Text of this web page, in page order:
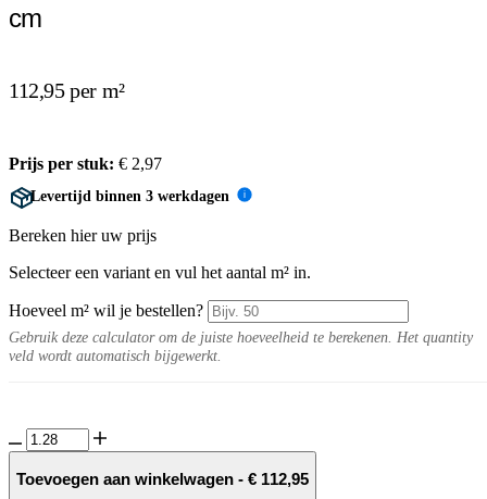
cm
112,95 per m²
Prijs per stuk: € 2,97
Levertijd binnen 3 werkdagen i
Bereken hier uw prijs
Selecteer een variant en vul het aantal m² in.
Hoeveel m² wil je bestellen?
Gebruik deze calculator om de juiste hoeveelheid te berekenen. Het quantity
veld wordt automatisch bijgewerkt.
Pencile
10MM
Grass
Toevoegen aan winkelwagen - € 112,95